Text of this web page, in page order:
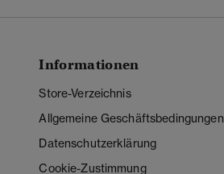
Informationen
Store-Verzeichnis
Allgemeine Geschäftsbedingungen
Datenschutzerklärung
Cookie-Zustimmung